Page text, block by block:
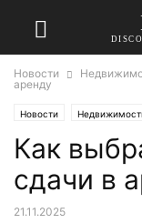
Новости
аренду
Новости
Как
сдачи в
21.11.2025